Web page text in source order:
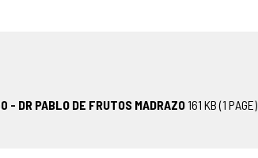
- DR PABLO DE FRUTOS MADRAZO 161 KB(1 PAGE)